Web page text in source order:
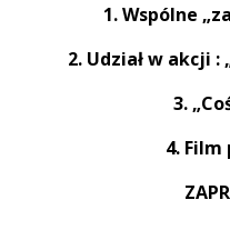
1. Wspólne
2. Udział w akcji :
3.
4.